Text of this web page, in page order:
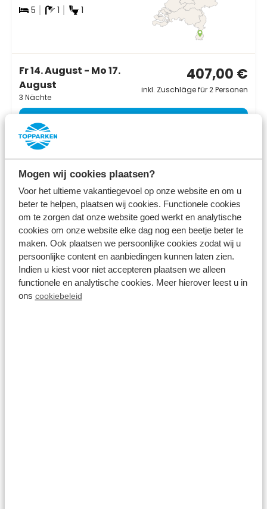
Mogen wij cookies plaatsen?
Voor het ultieme vakantiegevoel op onze website en om u
beter te helpen, plaatsen wij cookies. Functionele cookies
om te zorgen dat onze website goed werkt en analytische
cookies om onze website elke dag nog een beetje beter te
maken. Ook plaatsen we persoonlijke cookies zodat wij u
persoonlijke content en aanbiedingen kunnen laten zien.
Indien u kiest voor niet accepteren plaatsen we alleen
functionele en analytische cookies. Meer hierover leest u in
ons cookiebeleid
5 1 1
Fr 14. August - Mo 17.
August
3 Nächte
407,00 €
inkl. Zuschläge für 2 Personen
Das war Ihre Auswahl – hier kommt
die Inspiration!
Wählen Sie einen anderen Anreise- und/oder
Abreisetag oder sehen Sie sich die folgenden
Optionen an ⤵️